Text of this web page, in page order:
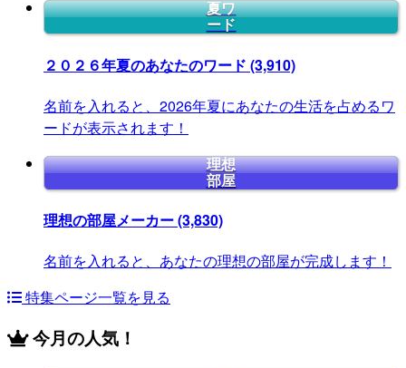
夏ワ
ード
２０２６年夏のあなたのワード (3,910)
名前を入れると、2026年夏にあなたの生活を占めるワ
ードが表示されます！
理想
部屋
理想の部屋メーカー(3,830)
名前を入れると、あなたの理想の部屋が完成します！
特集ページ一覧を見る
今月の人気！